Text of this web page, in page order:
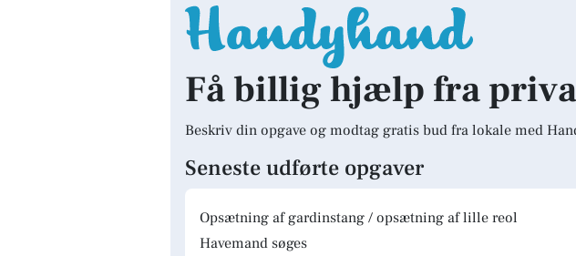
Få billig hjælp fra
Beskriv din opgave og modtag gratis bud fra lokale med
Seneste udførte opgaver
Opsætning af gardinstang / opsætning af lille reol
Havemand søges